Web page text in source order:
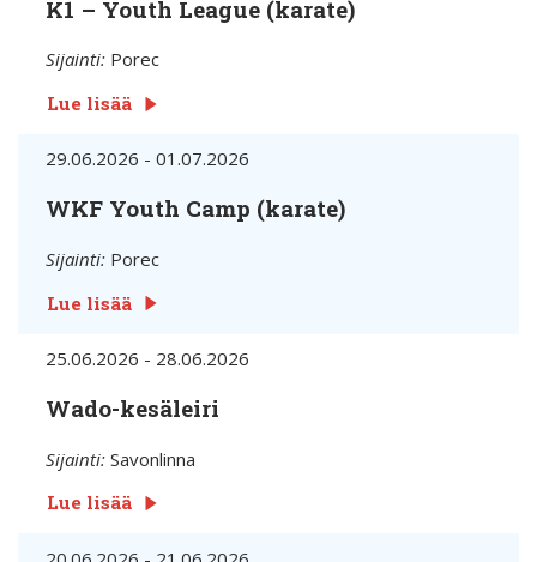
K1 – Youth League (karate)
Sijainti: Porec
Lue lisää
29.06.2026 - 01.07.2026
WKF Youth Camp (karate)
Sijainti: Porec
Lue lisää
25.06.2026 - 28.06.2026
Wado-kesäleiri
Sijainti: Savonlinna
Lue lisää